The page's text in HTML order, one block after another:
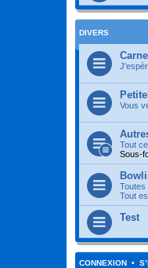
DIVERS
Vous
Tout
Sous-
Toutes
Tout
Test
CONNEXION •